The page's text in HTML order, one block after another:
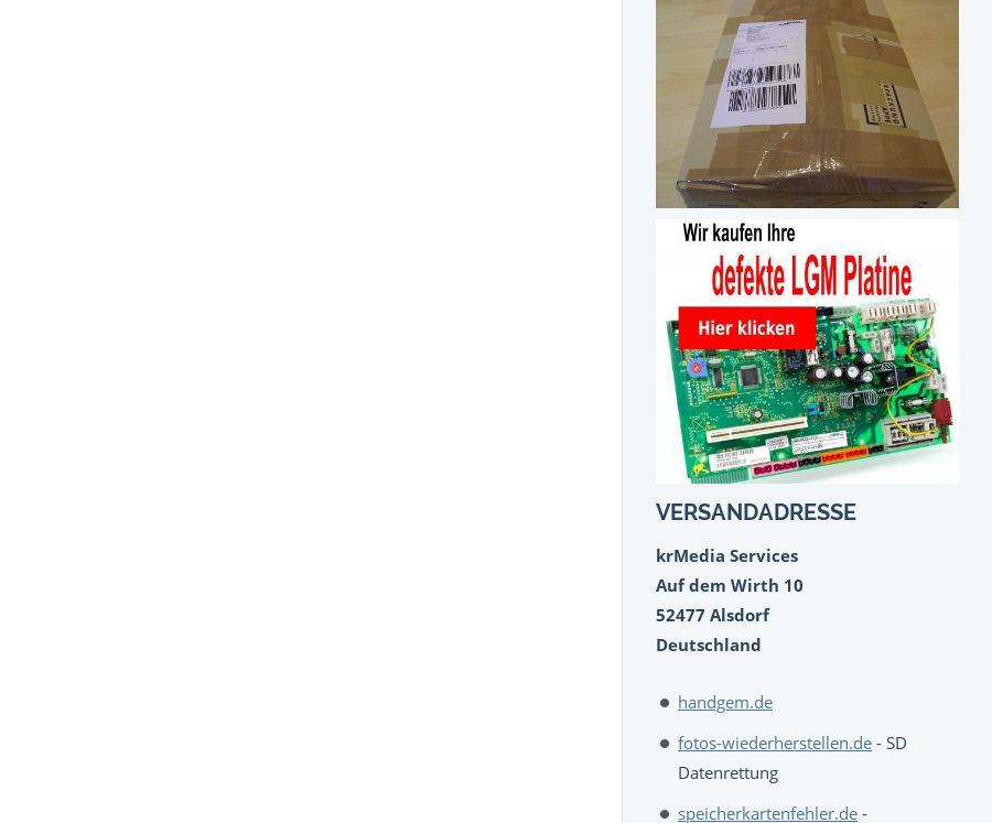
VERSANDADRESSE
krMedia Services
Auf dem Wirth 10
52477 Alsdorf
Deutschland
handgem.de
fotos-wiederherstellen.de - SD
Datenrettung
speicherkartenfehler.de -